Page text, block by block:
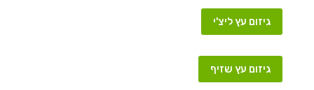
גיזום עץ ליצ'י
גיזום עץ שזיף